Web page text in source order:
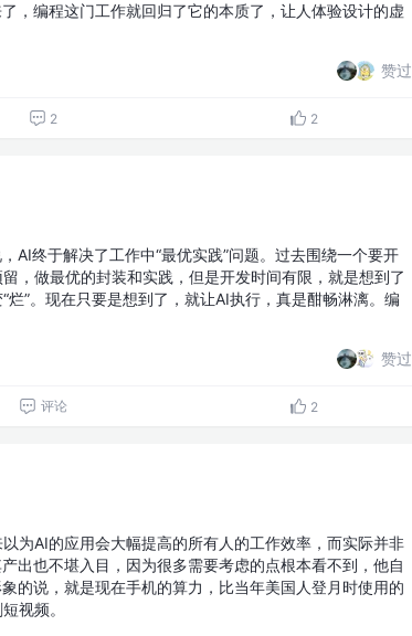
，编程这门工作就回归了它的本质了，让人体验设计的虚
赞过
2 2
AI终于解决了工作中“最优实践”问题。过去围绕一个要开
，做最优的封装和实践，但是开发时间有限，就是想到了
”。现在只要是想到了，就让AI执行，真是酣畅淋漓。编
赞过
评论 2
为AI的应用会大幅提高的所有人的工作效率，而实际并非
出也不堪入目，因为很多需要考虑的点根本看不到，他自
的说，就是现在手机的算力，比当年美国人登月时使用的
视频。